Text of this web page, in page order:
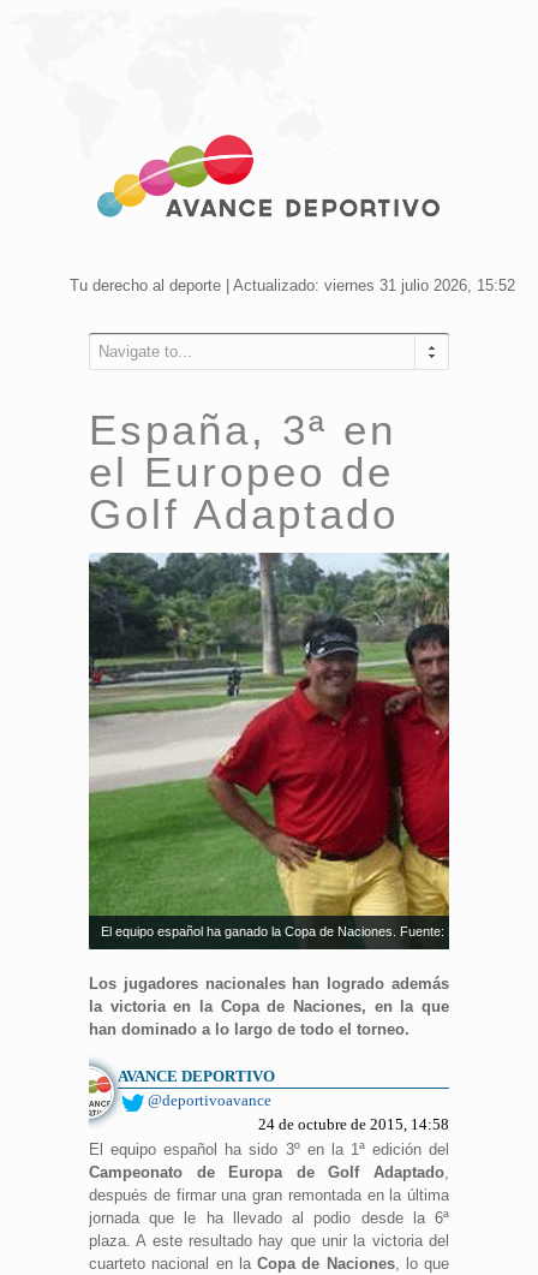
Tu derecho al deporte | Actualizado: viernes 31 julio 2026, 15:52
Navigate to...
España, 3ª en
el Europeo de
Golf Adaptado
El equipo español ha ganado la Copa de Naciones. Fuente: Rfegolf.
Los jugadores nacionales han logrado además
la victoria en la Copa de Naciones, en la que
han dominado a lo largo de todo el torneo.
AVANCE DEPORTIVO
@deportivoavance
24 de octubre de 2015, 14:58
El equipo español ha sido 3º en la 1ª edición del
Campeonato de Europa de Golf Adaptado,
después de firmar una gran remontada en la última
jornada que le ha llevado al podio desde la 6ª
plaza. A este resultado hay que unir la victoria del
cuarteto nacional en la Copa de Naciones, lo que